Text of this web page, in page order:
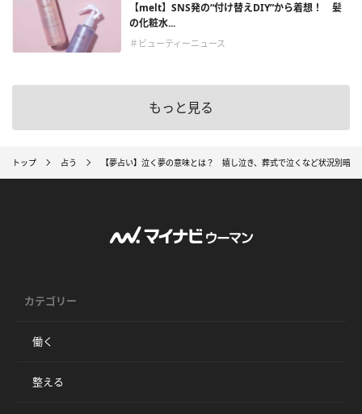
【melt】SNS発の“付け替えDIY”から着想！ 髪
の化粧水...
＃ビューティーニュース
もっと見る
トップ 占う 【夢占い】泣く夢の意味とは？ 嬉し泣き、葬式で泣くなど状況別暗示
カテゴリー
働く
整える